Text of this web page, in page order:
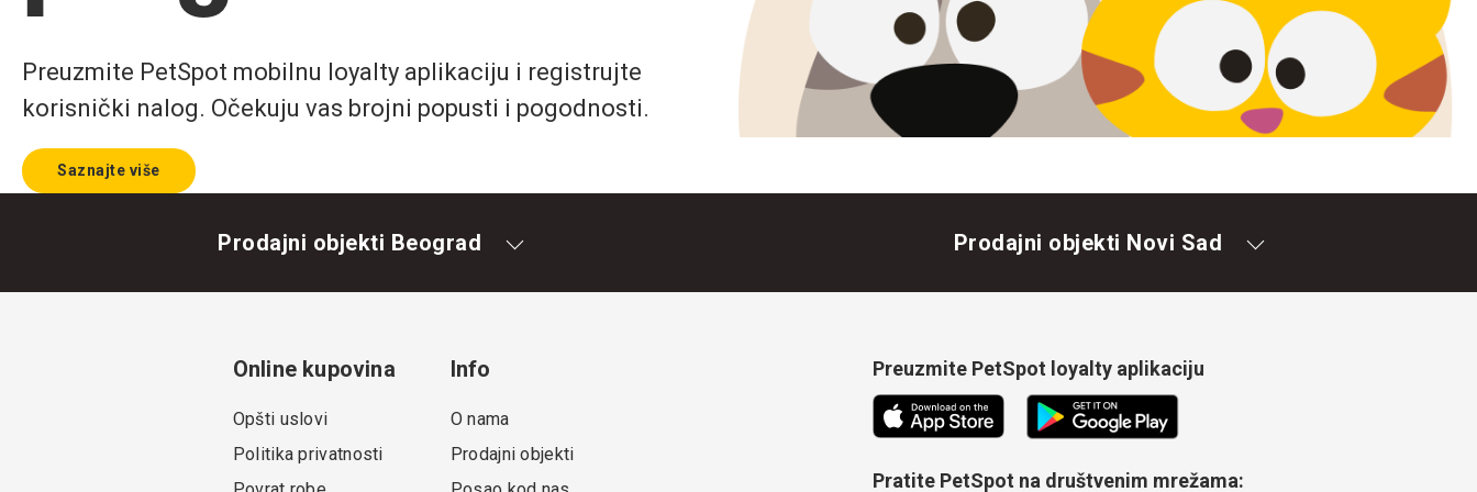
Preuzmite PetSpot mobilnu loyalty aplikaciju i registrujte
korisnički nalog. Očekuju vas brojni popusti i pogodnosti.
Saznajte više
Prodajni objekti Beograd Prodajni objekti Novi Sad
Online kupovina
Opšti uslovi
Politika privatnosti
Info
O nama
Prodajni objekti
Preuzmite PetSpot loyalty aplikaciju
Pratite PetSpot na društvenim mrežama: